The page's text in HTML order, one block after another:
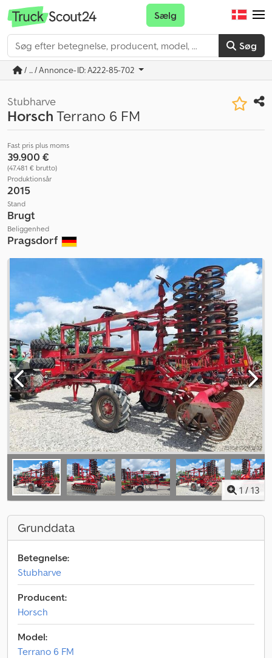
Søg
Sælg
/ ... / Annonce-ID: A222-85-702
Stubharve
HorschTerrano 6 FM
Fast pris plus moms
39.900 €
(47.481 € brutto)
Produktionsår
2015
Stand
Brugt
Beliggenhed
Pragsdorf
1 / 13
Grunddata
Betegnelse:
Stubharve
Producent:
Horsch
Model:
Terrano 6 FM